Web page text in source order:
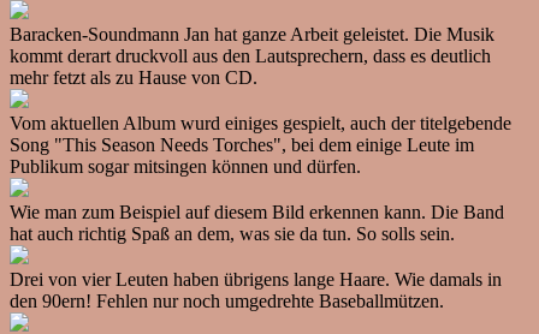
Baracken-Soundmann Jan hat ganze Arbeit geleistet. Die Musik
kommt derart druckvoll aus den Lautsprechern, dass es deutlich
mehr fetzt als zu Hause von CD.
Vom aktuellen Album wurd einiges gespielt, auch der titelgebende
Song "This Season Needs Torches", bei dem einige Leute im
Publikum sogar mitsingen können und dürfen.
Wie man zum Beispiel auf diesem Bild erkennen kann. Die Band
hat auch richtig Spaß an dem, was sie da tun. So solls sein.
Drei von vier Leuten haben übrigens lange Haare. Wie damals in
den 90ern! Fehlen nur noch umgedrehte Baseballmützen.